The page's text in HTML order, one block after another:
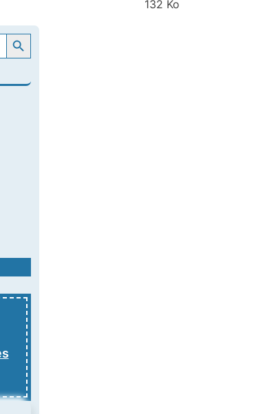
132 Ko
Search Button